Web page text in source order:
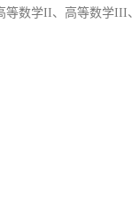
等数学II、高等数学III